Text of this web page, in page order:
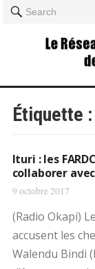
Search
Étiquette :
Ituri : les
collaborer
9 octobre 2017
(Radio Okapi)
accusent les
Walendu Bindi